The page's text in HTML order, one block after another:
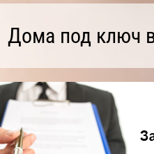
Дома под ключ